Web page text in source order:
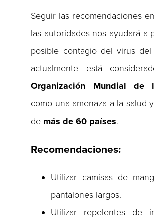
Seguir las recomendaciones
las autoridades nos ayudará a
posible contagio del virus
actualmente está
Organización Mundial de
como una amenaza a la salud
de más de 60 países.
Recomendaciones:
Utilizar camisas de
pantalones largos.
Utilizar repelentes de